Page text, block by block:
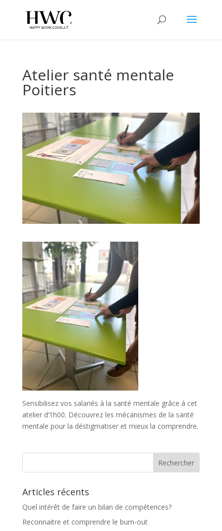
Atelier santé mentale
Poitiers
Sensibilisez vos salariés à la santé mentale grâce à cet
atelier d’1h00. Découvrez les mécanismes de la santé
mentale pour la déstigmatiser et mieux la comprendre.
Articles récents
Quel intérêt de faire un bilan de compétences?
Reconnaitre et comprendre le burn-out